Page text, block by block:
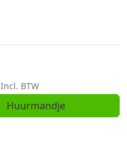
Incl. BTW
Huurmandje